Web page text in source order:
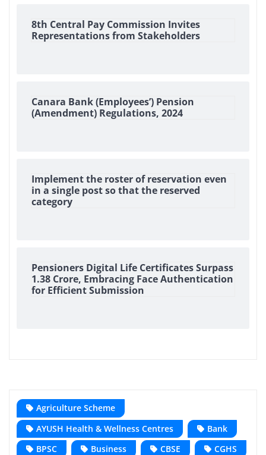
8th Central Pay Commission Invites
Representations from Stakeholders
Canara Bank (Employees’) Pension
(Amendment) Regulations, 2024
Implement the roster of reservation even
in a single post so that the reserved
category
Pensioners Digital Life Certificates Surpass
1.38 Crore, Embracing Face Authentication
for Efficient Submission
Agriculture Scheme
AYUSH Health & Wellness Centres
Bank
BPSC
Business CBSE CGHS